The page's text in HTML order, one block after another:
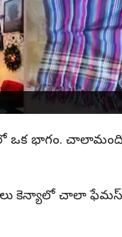
ఇక్కడ కాఫీ
ఒక భాగం. చాలామంది
కెన్యాలో చాలా